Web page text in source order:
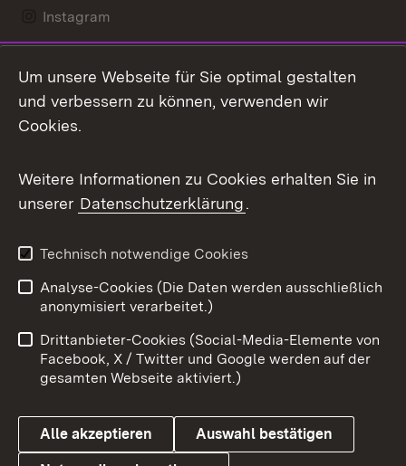
Instagram
Mastodon
Messenger
Social Wall
X / Twitter
Youtube
Benutzungshinweise
Barrierefreiheit
Datenschutz
Cookies
Um unsere Webseite für Sie optimal gestalten
und verbessern zu können, verwenden wir
Cookies.
Weitere Informationen zu Cookies erhalten Sie in
unserer Datenschutzerklärung.
Technisch notwendige Cookies
Analyse-Cookies (Die Daten werden ausschließlich
anonymisiert verarbeitet.)
Drittanbieter-Cookies (Social-Media-Elemente von
Facebook, X / Twitter und Google werden auf der
gesamten Webseite aktiviert.)
Alle akzeptieren Auswahl bestätigen